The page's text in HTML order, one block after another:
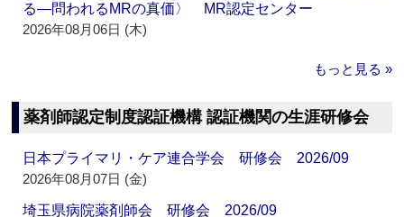
る―問われるMRの真価〉 MR認定センター
2026年08月06日 (木)
もっと見る »
薬剤師認定制度認証機構 認証機関の生涯研修会
日本プライマリ・ケア連合学会 研修会 2026/09
2026年08月07日 (金)
埼玉県病院薬剤師会 研修会 2026/09